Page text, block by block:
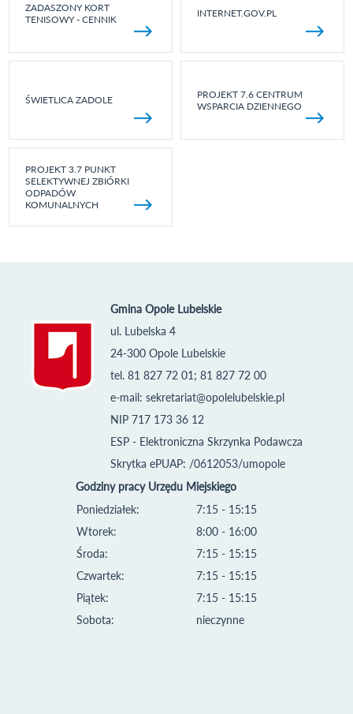
ZADASZONY KORT
TENISOWY - CENNIK
INTERNET.GOV.PL
ŚWIETLICA ZADOLE
PROJEKT 7.6 CENTRUM
WSPARCIA DZIENNEGO
PROJEKT 3.7 PUNKT
SELEKTYWNEJ ZBIÓRKI
ODPADÓW
KOMUNALNYCH
Gmina Opole Lubelskie
ul. Lubelska 4
24-300 Opole Lubelskie
tel. 81 827 72 01; 81 827 72 00
e-mail: sekretariat@opolelubelskie.pl
NIP 717 173 36 12
ESP - Elektroniczna Skrzynka Podawcza
Skrytka ePUAP: /0612053/umopole
Godziny pracy Urzędu Miejskiego
Poniedziałek:
Wtorek:
Środa:
Czwartek:
Piątek:
Sobota:
7:15 - 15:15
8:00 - 16:00
7:15 - 15:15
7:15 - 15:15
7:15 - 15:15
nieczynne